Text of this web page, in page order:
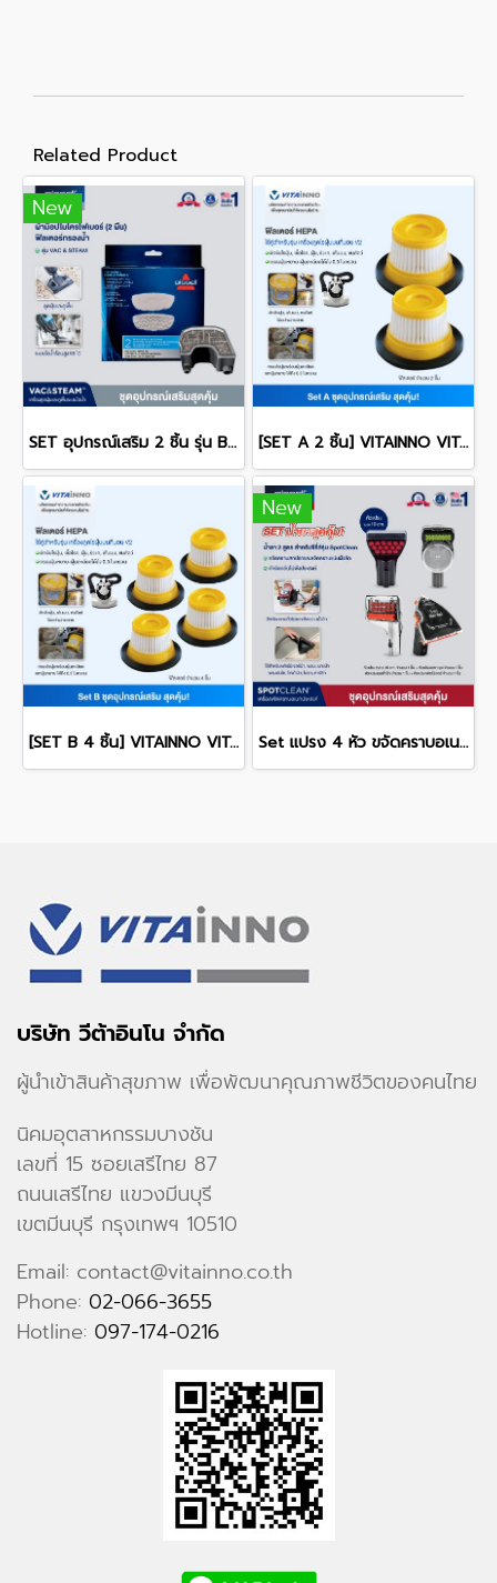
Related Product
New
SET อุปกรณ์เสริม 2 ชิ้น รุ่น BISSELL® VAC&STEAM [SET A 2 ชิ้น] VITAINNO VITA-HEALTH V2 FILTER HEPA H13 ฟิลเตอร์สำหรับเครื่องดูดไรฝุ่น
[SET B 4 ชิ้น] VITAINNO VITA-HEALTH V2 FILTER HEPA H13 ฟิลเตอร์สำหรับเครื่องดูดไรฝุ่น
New
Set แปรง 4 หัว ขจัดคราบอเนกประสงค์ สำหรับรุ่น Spotclean® / Spotclean PRO
บริษัท วีต้าอินโน จำกัด
ผู้นำเข้าสินค้าสุขภาพ เพื่อพัฒนาคุณภาพชีวิตของคนไทย
นิคมอุตสาหกรรมบางชัน
เลขที่ 15 ซอยเสรีไทย 87
ถนนเสรีไทย แขวงมีนบุรี
เขตมีนบุรี กรุงเทพฯ 10510
Email: contact@vitainno.co.th
Phone: 02-066-3655
Hotline: 097-174-0216